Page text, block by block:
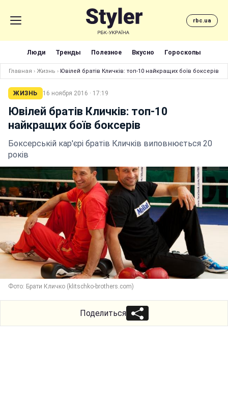
rbc.ua
Люди Тренды Полезное Вкусно Гороскопы
Главная › Жизнь › Ювілей братів Кличків: топ-10 найкращих боїв боксерів
ЖИЗНЬ 16 ноября 2016 · 17:19
Ювілей братів Кличків: топ-10
найкращих боїв боксерів
Боксерській кар'єрі братів Кличків виповнюється 20
років
Фото: Брати Кличко (klitschko-brothers.com)
Поделиться